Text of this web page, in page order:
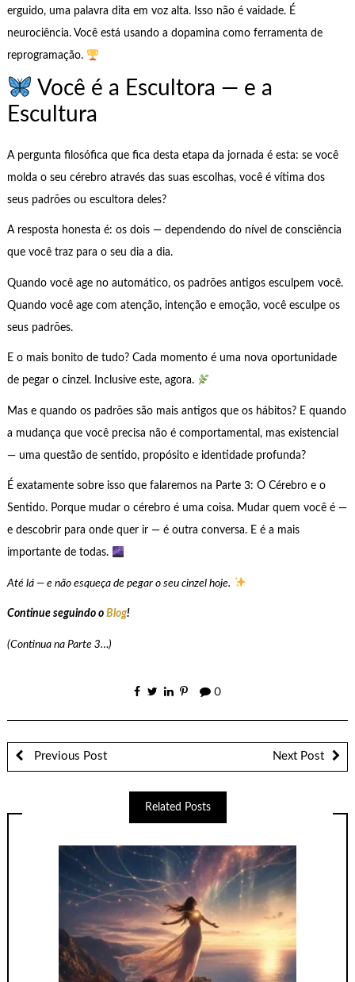
erguido, uma palavra dita em voz alta. Isso não é vaidade. É
neurociência. Você está usando a dopamina como ferramenta de
reprogramação.
Você é a Escultora — e a
Escultura
A pergunta filosófica que fica desta etapa da jornada é esta: se você
molda o seu cérebro através das suas escolhas, você é vítima dos
seus padrões ou escultora deles?
A resposta honesta é: os dois — dependendo do nível de consciência
que você traz para o seu dia a dia.
Quando você age no automático, os padrões antigos esculpem você.
Quando você age com atenção, intenção e emoção, você esculpe os
seus padrões.
E o mais bonito de tudo? Cada momento é uma nova oportunidade
de pegar o cinzel. Inclusive este, agora.
Mas e quando os padrões são mais antigos que os hábitos? E quando
a mudança que você precisa não é comportamental, mas existencial
— uma questão de sentido, propósito e identidade profunda?
É exatamente sobre isso que falaremos na Parte 3: O Cérebro e o
Sentido. Porque mudar o cérebro é uma coisa. Mudar quem você é —
e descobrir para onde quer ir — é outra conversa. E é a mais
importante de todas.
Até lá — e não esqueça de pegar o seu cinzel hoje.
Continue seguindo oBlog!
(Continua na Parte 3…)
0
Previous Post Next Post
Related Posts